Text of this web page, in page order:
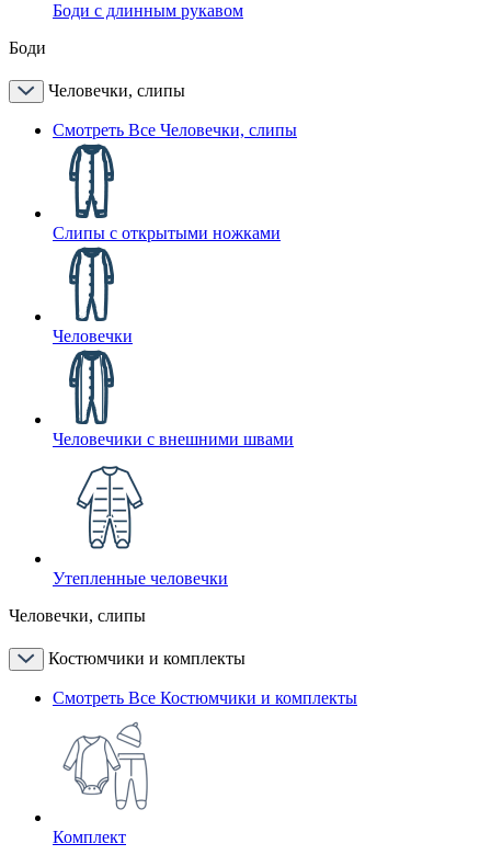
Боди с длинным рукавом
Боди
Человечки, слипы
Смотреть Все Человечки, слипы
Слипы с открытыми ножками
Человечки
Человечики с внешними швами
Утепленные человечки
Человечки, слипы
Костюмчики и комплекты
Смотреть Все Костюмчики и комплекты
Комплект